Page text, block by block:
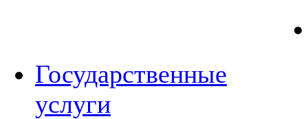
Государственные
услуги